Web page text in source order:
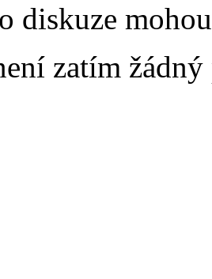
diskuze
zatím žádný